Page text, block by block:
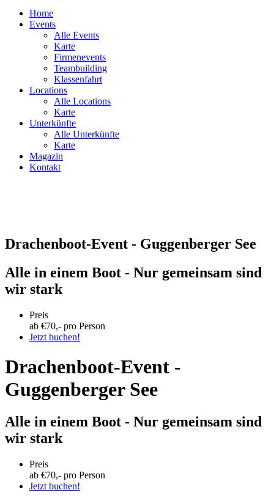
Home
Events
Alle Events
Karte
Firmenevents
Teambuilding
Klassenfahrt
Locations
Alle Locations
Karte
Unterkünfte
Alle Unterkünfte
Karte
Magazin
Kontakt
Drachenboot-Event - Guggenberger See
Alle in einem Boot - Nur gemeinsam sind
wir stark
Preis
ab €70,- pro Person
Jetzt buchen!
Drachenboot-Event -
Guggenberger See
Alle in einem Boot - Nur gemeinsam sind
wir stark
Preis
ab €70,- pro Person
Jetzt buchen!